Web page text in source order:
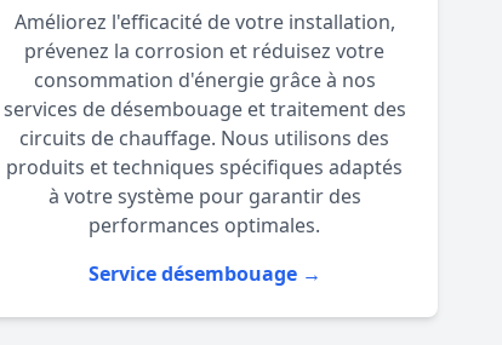
Améliorez l'efficacité de votre installation,
prévenez la corrosion et réduisez votre
consommation d'énergie grâce à nos
services de désembouage et traitement des
circuits de chauffage. Nous utilisons des
produits et techniques spécifiques adaptés
à votre système pour garantir des
performances optimales.
Service désembouage →